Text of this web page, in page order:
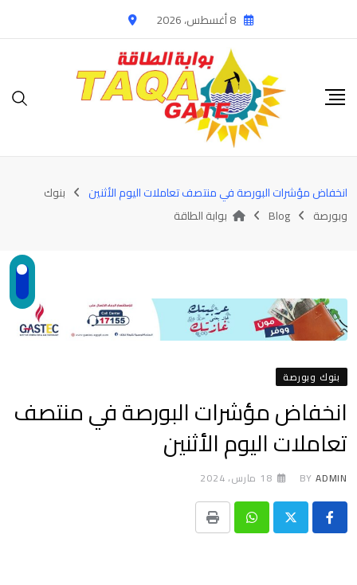
to
8 أغسطس، 2026
انخفاض مؤشرات البورصة في منتصف تعاملات اليوم الأثنين
بنوك
وبورصة
Blog بوابة الطاقة
بنوك وبورصة
انخفاض مؤشرات البورصة في منتصف
تعاملات اليوم الأثنين
BY ADMIN 18 مارس، 2024
Whatsapp
Print